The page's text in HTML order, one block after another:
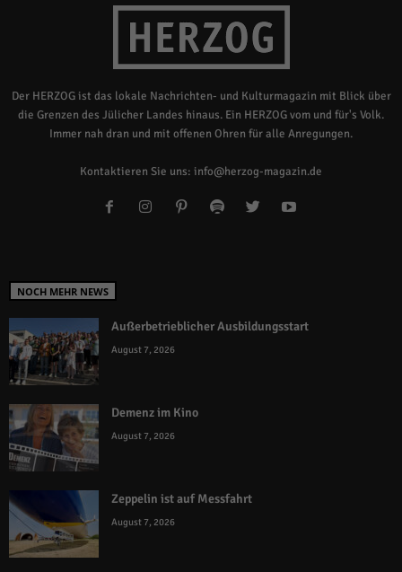
Der HERZOG ist das lokale Nachrichten- und Kulturmagazin mit Blick über
die Grenzen des Jülicher Landes hinaus. Ein HERZOG vom und für's Volk.
Immer nah dran und mit offenen Ohren für alle Anregungen.
Kontaktieren Sie uns: info@herzog-magazin.de
NOCH MEHR NEWS
Außerbetrieblicher Ausbildungsstart
August 7, 2026
Demenz im Kino
August 7, 2026
Zeppelin ist auf Messfahrt
August 7, 2026